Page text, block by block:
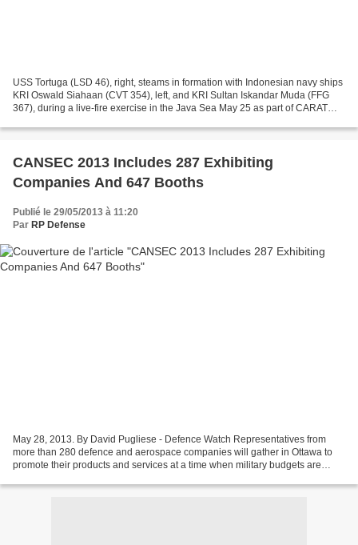
USS Tortuga (LSD 46), right, steams in formation with Indonesian navy ships
KRI Oswald Siahaan (CVT 354), left, and KRI Sultan Iskandar Muda (FFG
367), during a live-fire exercise in the Java Sea May 25 as part of CARAT
CANSEC 2013 Includes 287 Exhibiting
Companies And 647 Booths
Publié le 29/05/2013 à 11:20
Par RP Defense
May 28, 2013. By David Pugliese - Defence Watch Representatives from
more than 280 defence and aerospace companies will gather in Ottawa to
promote their products and services at a time when military budgets are